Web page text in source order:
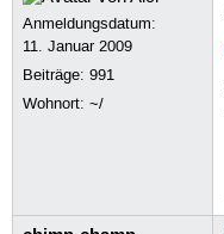
Anmeldungsdatum:
11. Januar 2009
Beiträge:991
Wohnort: ~/